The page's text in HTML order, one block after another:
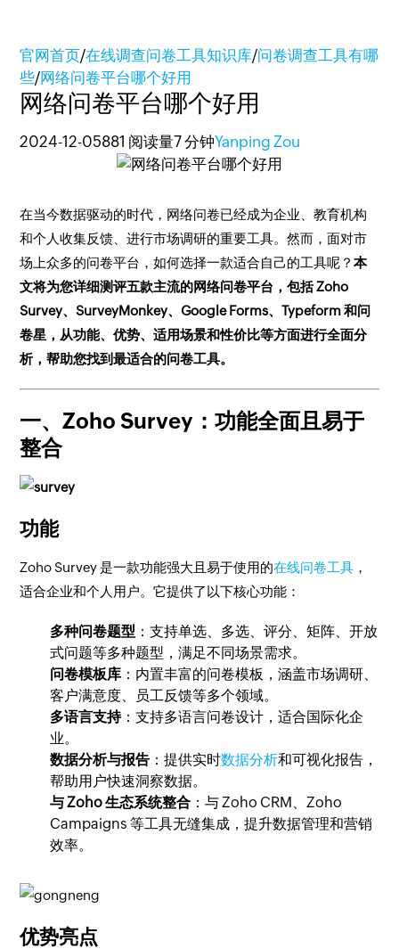
官网首页/在线调查问卷工具知识库/问卷调查工具有哪
些/网络问卷平台哪个好用
网络问卷平台哪个好用
2024-12-05881 阅读量7 分钟Yanping Zou
在当今数据驱动的时代，网络问卷已经成为企业、教育机构
和个人收集反馈、进行市场调研的重要工具。然而，面对市
场上众多的问卷平台，如何选择一款适合自己的工具呢？本
文将为您详细测评五款主流的网络问卷平台，包括 Zoho
Survey、SurveyMonkey、Google Forms、Typeform 和问
卷星，从功能、优势、适用场景和性价比等方面进行全面分
析，帮助您找到最适合的问卷工具。
一、Zoho Survey：功能全面且易于
整合
功能
Zoho Survey 是一款功能强大且易于使用的在线问卷工具 ，
适合企业和个人用户。它提供了以下核心功能：
多种问卷题型 ：支持单选、多选、评分、矩阵、开放
式问题等多种题型，满足不同场景需求。
问卷模板库 ：内置丰富的问卷模板，涵盖市场调研、
客户满意度、员工反馈等多个领域。
多语言支持：支持多语言问卷设计，适合国际化企
业。
数据分析与报告 ：提供实时数据分析和可视化报告，
帮助用户快速洞察数据。
与 Zoho 生态系统整合 ：与 Zoho CRM、Zoho
Campaigns 等工具无缝集成，提升数据管理和营销
效率。
优势亮点